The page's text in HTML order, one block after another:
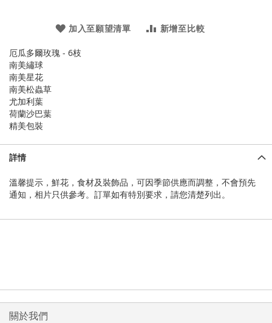
加入至願望清單 新增至比較
厄瓜多爾玫瑰 - 6枝
南美繡球
南美星花
南美松蟲草
尤加利葉
荷蘭沙巴葉
精美包裝
詳情
溫馨提示，鮮花，食材及裝飾品，可因季節供應而調整，不會預先
通知，相片只供參考。訂單如有特別要求，請您清楚列出。
關於我們